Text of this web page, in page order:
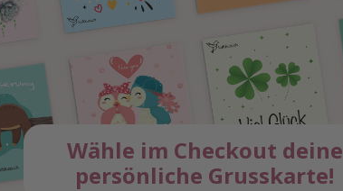
Wähle im Checkout deine
persönliche Grusskarte!